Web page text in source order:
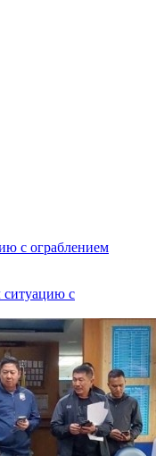
с ограблением
с